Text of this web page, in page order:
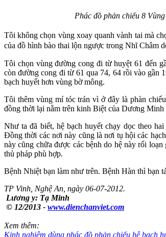
Phác đồ phản chiếu 8
Tôi không chọn vùng xoay quanh vành tai mà
của đồ hình bào thai lộn ngược trong Nhĩ Châm
Tôi chọn vùng đường cong đi từ huyệt 61 đến
còn đường cong đi từ 61 qua 74, 64 rồi vào gần
bạch huyết hơn vùng bờ mông.
Tôi thêm vùng mí tóc trán vì ở đây là phàn
đồng thời lại nằm trên kinh Biệt của Dương Minh
Như ta đã biết, hệ bạch huyết chạy dọc theo
Đồng thời các nơi này cũng là nơi tụ hội các
này cũng chữa được các bệnh do hệ này rối
thủ pháp phù hợp.
Bệnh Nhiệt bạn làm như trên. Bệnh Hàn thì bạn
TP Vinh, Nghệ An, ngày 06-07-2012.
Lương y: Tạ Minh
© 12/2013 - www.dienchanviet.com
Xem thêm:
Kinh nghiệm dùng phác đồ phản chiếu hệ bạch